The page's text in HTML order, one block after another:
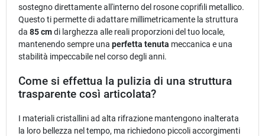
sostegno direttamente all'interno del rosone coprifili metallico.
Questo ti permette di adattare millimetricamente la struttura
da 85 cmdi larghezza alle reali proporzioni del tuo locale,
mantenendo sempre una perfetta tenuta meccanica e una
stabilità impeccabile nel corso degli anni.
Come si effettua la pulizia di una struttura
trasparente così articolata?
I materiali cristallini ad alta rifrazione mantengono inalterata
la loro bellezza nel tempo, ma richiedono piccoli accorgimenti